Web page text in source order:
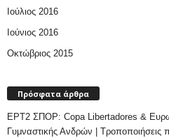
Ιούλιος 2016
Ιούνιος 2016
Οκτώβριος 2015
Πρόσφατα άρθρα
ΕΡΤ2 ΣΠΟΡ: Copa Libertadores &
Γυμναστικής Ανδρών | Τροποποιήσεις